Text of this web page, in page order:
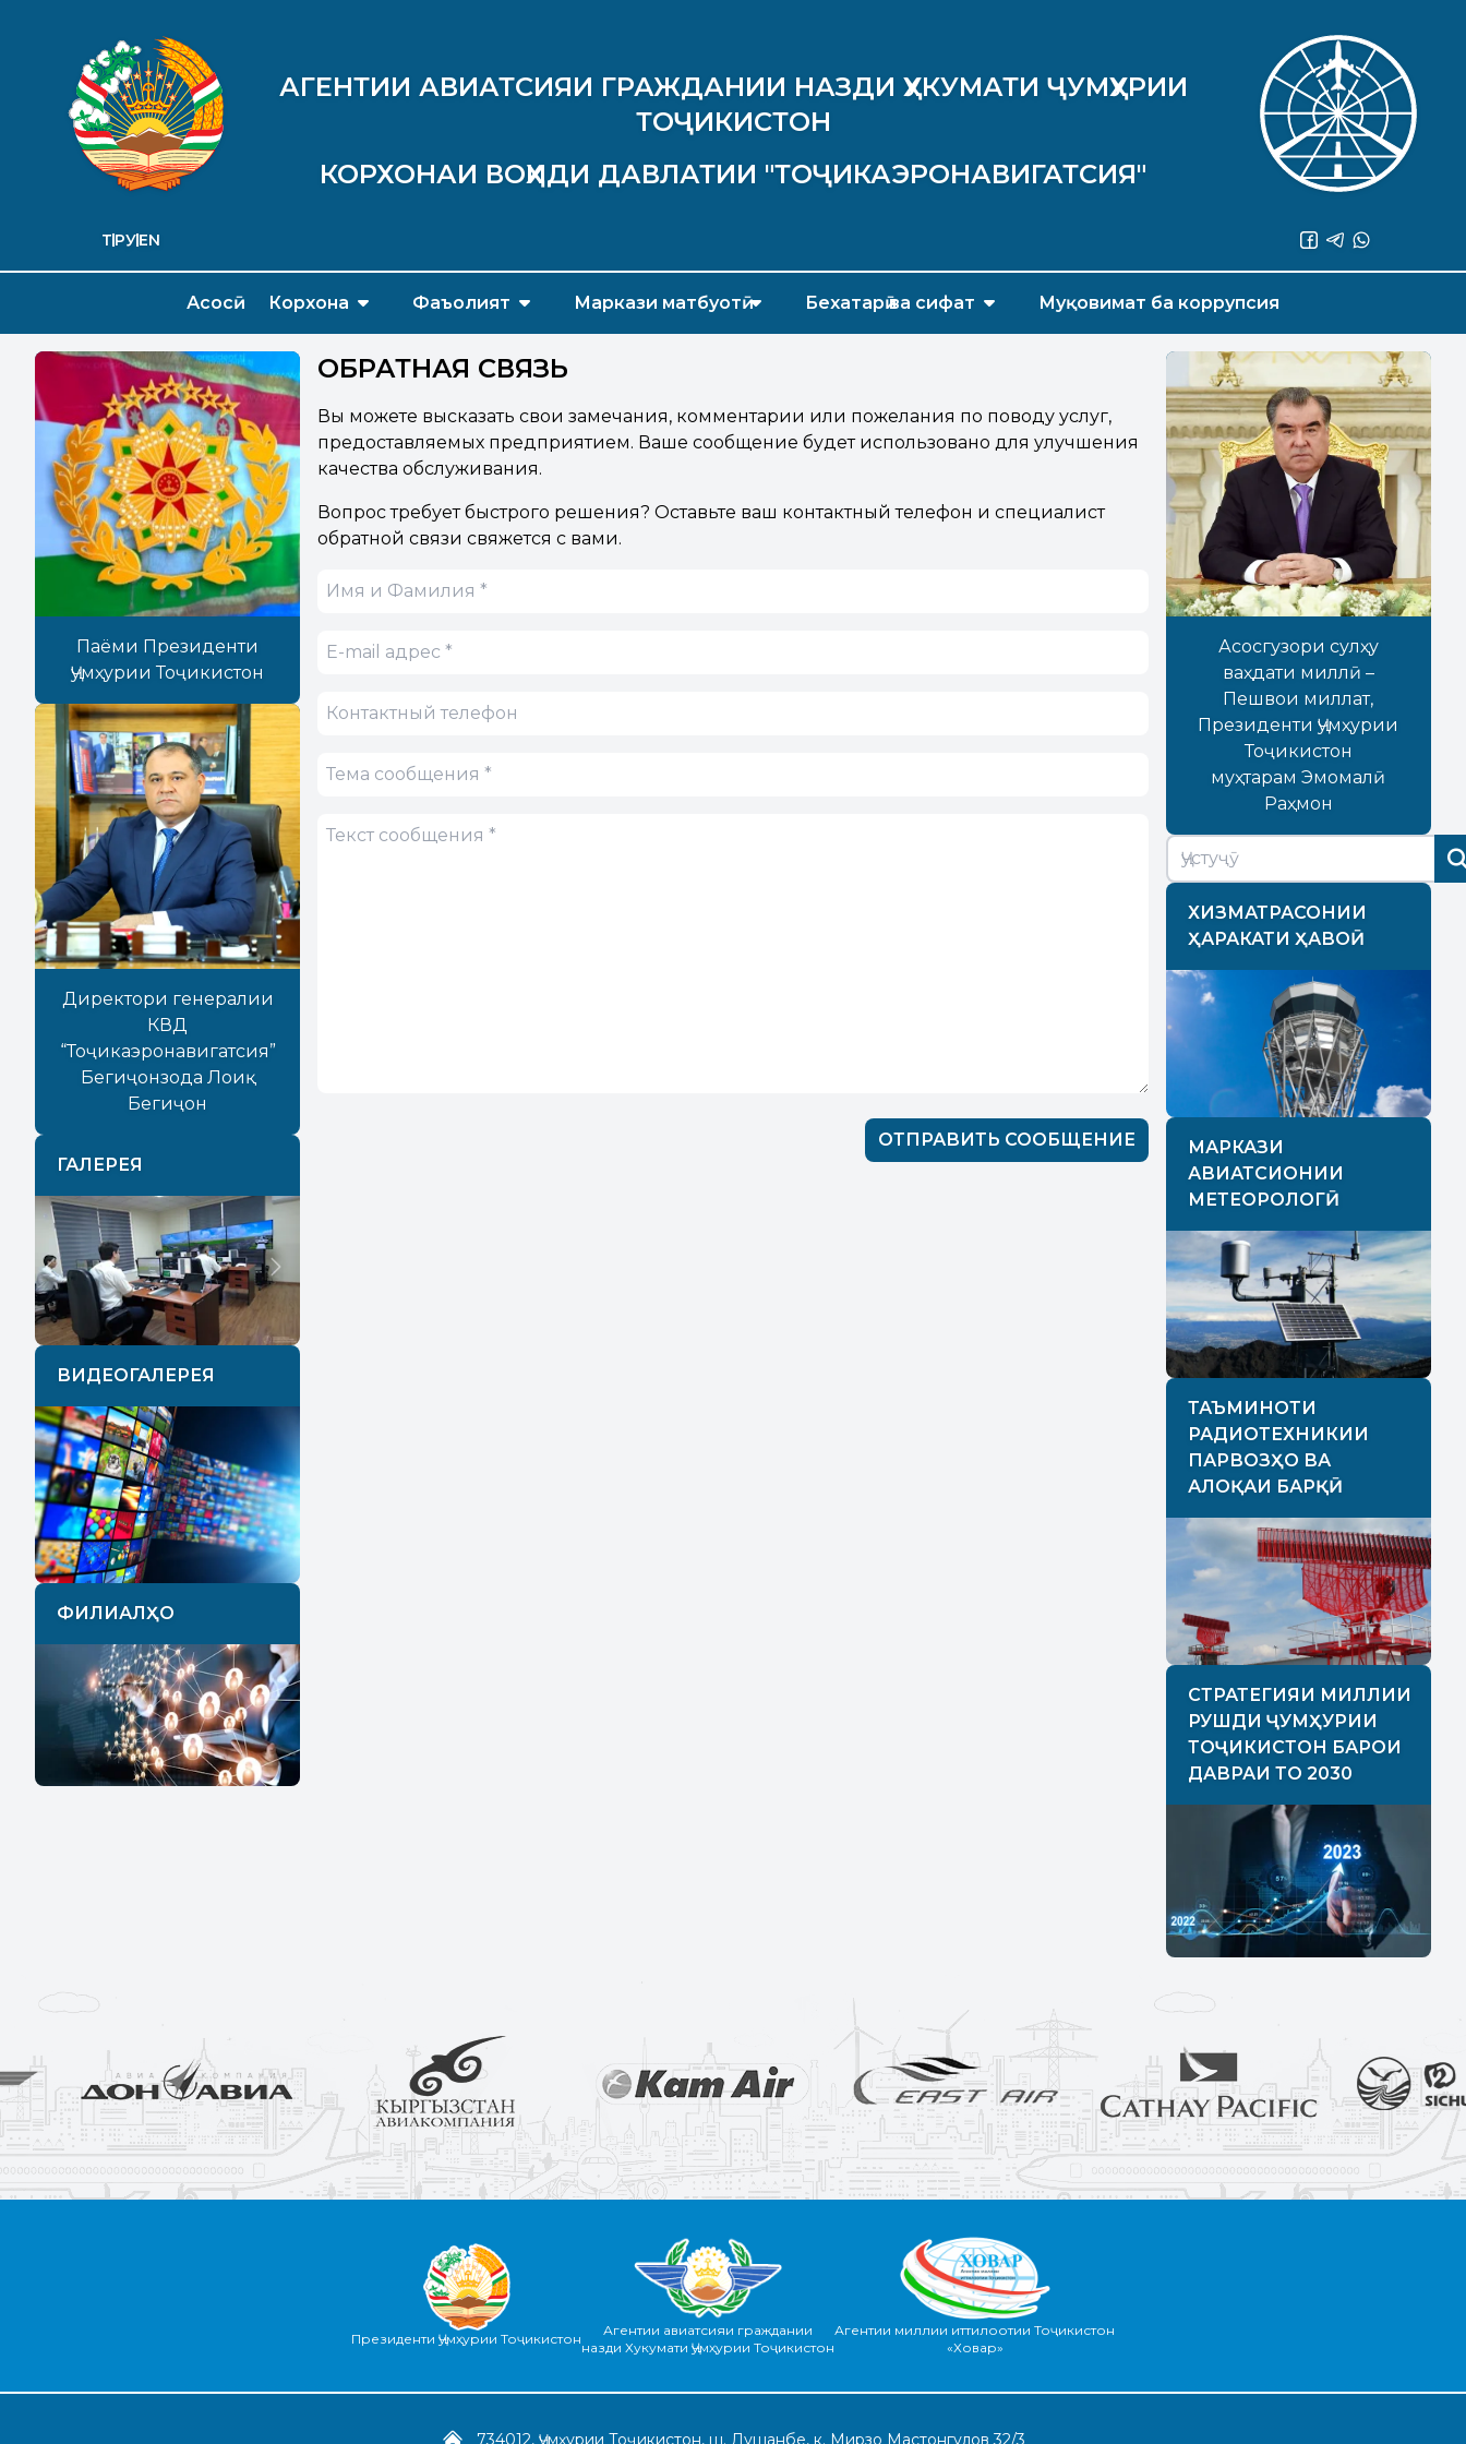
АГЕНТИИ АВИАТСИЯИ ГРАЖДАНИИ НАЗДИ ҲУКУМАТИ ҶУМҲУРИИ
ТОҶИКИСТОН
КОРХОНАИ ВОҲИДИ ДАВЛАТИИ "ТОҶИКАЭРОНАВИГАТСИЯ"
ТҶ РУEN
Асосӣ Корхона Фаъолият Маркази матбуотӣ Бехатарӣ ва сифат Муқовимат ба коррупсия
Паёми Президенти
Ҷумҳурии Тоҷикистон
Директори генералии
КВД
“Тоҷикаэронавигатсия”
Бегиҷонзода Лоиқ
Бегиҷон
ГАЛЕРЕЯ
Previous Next
ВИДЕОГАЛЕРЕЯ
ФИЛИАЛҲО
ОБРАТНАЯ СВЯЗЬ
Вы можете высказать свои замечания, комментарии или пожелания по поводу услуг,
предоставляемых предприятием. Ваше сообщение будет использовано для улучшения
качества обслуживания.
Вопрос требует быстрого решения? Оставьте ваш контактный телефон и специалист
обратной связи свяжется с вами.
Асосгузори сулҳу
ваҳдати миллӣ –
Пешвои миллат,
Президенти Ҷумҳурии
Тоҷикистон
муҳтарам Эмомалӣ
Раҳмон
ХИЗМАТРАСОНИИ
ҲАРАКАТИ ҲАВОӢ
МАРКАЗИ
АВИАТСИОНИИ
МЕТЕОРОЛОГӢ
ТАЪМИНОТИ
РАДИОТЕХНИКИИ
ПАРВОЗҲО ВА
АЛОҚАИ БАРҚӢ
СТРАТЕГИЯИ МИЛЛИИ
РУШДИ ҶУМҲУРИИ
ТОҶИКИСТОН БАРОИ
ДАВРАИ ТО 2030
Президенти Ҷумҳурии Тоҷикистон
Агентии авиатсияи граждании
назди Хукумати Ҷумҳурии Тоҷикистон
Агентии миллии иттилоотии Тоҷикистон
«Ховар»
734012, Ҷумҳурии Тоҷикистон, ш. Душанбе, к. Мирзо Мастонгулов 32/3